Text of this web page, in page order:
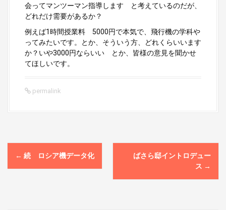
会ってマンツーマン指導します と考えているのだが、
どれだけ需要があるか？
例えば1時間授業料 5000円で本気で、飛行機の学科や
ってみたいです。とか、そういう方、どれくらいいます
か？いや3000円ならいい とか、皆様の意見を聞かせ
てほしいです。
permalink
P
o
← 続 ロシア機データ化
ばさら邸イントロデュー
ス →